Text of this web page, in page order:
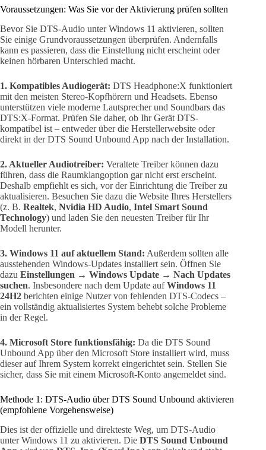
Voraussetzungen: Was Sie vor der Aktivierung prüfen sollten
Bevor Sie DTS-Audio unter Windows 11 aktivieren, sollten
Sie einige Grundvoraussetzungen überprüfen. Andernfalls
kann es passieren, dass die Einstellung nicht erscheint oder
keinen hörbaren Unterschied macht.
1. Kompatibles Audiogerät: DTS Headphone:X funktioniert
mit den meisten Stereo-Kopfhörern und Headsets. Ebenso
unterstützen viele moderne Lautsprecher und Soundbars das
DTS:X-Format. Prüfen Sie daher, ob Ihr Gerät DTS-
kompatibel ist – entweder über die Herstellerwebsite oder
direkt in der DTS Sound Unbound App nach der Installation.
2. Aktueller Audiotreiber: Veraltete Treiber können dazu
führen, dass die Raumklangoption gar nicht erst erscheint.
Deshalb empfiehlt es sich, vor der Einrichtung die Treiber zu
aktualisieren. Besuchen Sie dazu die Website Ihres Herstellers
(z. B. Realtek, Nvidia HD Audio, Intel Smart Sound
Technology) und laden Sie den neuesten Treiber für Ihr
Modell herunter.
3. Windows 11 auf aktuellem Stand: Außerdem sollten alle
ausstehenden Windows-Updates installiert sein. Öffnen Sie
dazu Einstellungen → Windows Update → Nach Updates
suchen. Insbesondere nach dem Update aufWindows 11
24H2 berichten einige Nutzer von fehlenden DTS-Codecs –
ein vollständig aktualisiertes System behebt solche Probleme
in der Regel.
4. Microsoft Store funktionsfähig: Da die DTS Sound
Unbound App über den Microsoft Store installiert wird, muss
dieser auf Ihrem System korrekt eingerichtet sein. Stellen Sie
sicher, dass Sie mit einem Microsoft-Konto angemeldet sind.
Methode 1: DTS-Audio über DTS Sound Unbound aktivieren
(empfohlene Vorgehensweise)
Dies ist der offizielle und direkteste Weg, um DTS-Audio
unter Windows 11 zu aktivieren. Die DTS Sound Unbound